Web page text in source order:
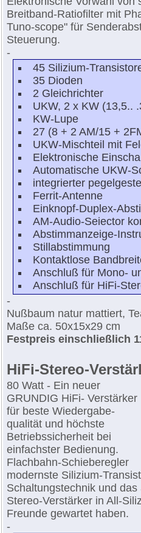
Breitband-Ratiofilter mit
Tuno-scope" für
Steuerung.
-
45 Silizium-
35 Dioden
2 Gleichrichter
UKW, 2 x KW (13,5..
KW-Lupe
27 (8 + 2 AM/15 +
UKW-Mischteil mit
Elektronische
Automatische UKW-
integrierter
Ferrit-Antenne
Einknopf-Duplex-
AM-Audio-Seiector
Abstimmanzeige-
Stillabstimmung
Kontaktlose
Anschluß für Mono-
Anschluß für HiFi-
-
Nußbaum natur mattiert,
Maße ca. 50x15x29 cm
Festpreis einschließlich
HiFi-Stereo-
80 Watt - Ein neuer
GRUNDIG HiFi- Verstärker
für beste Wiedergabe-
qualität und höchste
Betriebssicherheit bei
einfachster Bedienung.
Flachbahn-Schieberegler
modernste Silizium-
Schaltungstechnik und
Stereo-Verstärker in All-
Freunde gewartet haben.
-